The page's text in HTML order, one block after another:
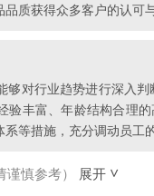
质获得众多客户的认可
对行业趋势进行深入
丰富、年龄结构合理
等措施，充分调动员
慎参考） 展开